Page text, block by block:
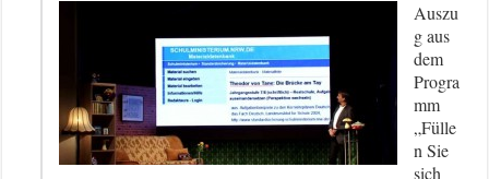
Auszu
g aus
dem
Progra
mm
„Fülle
n Sie
sich